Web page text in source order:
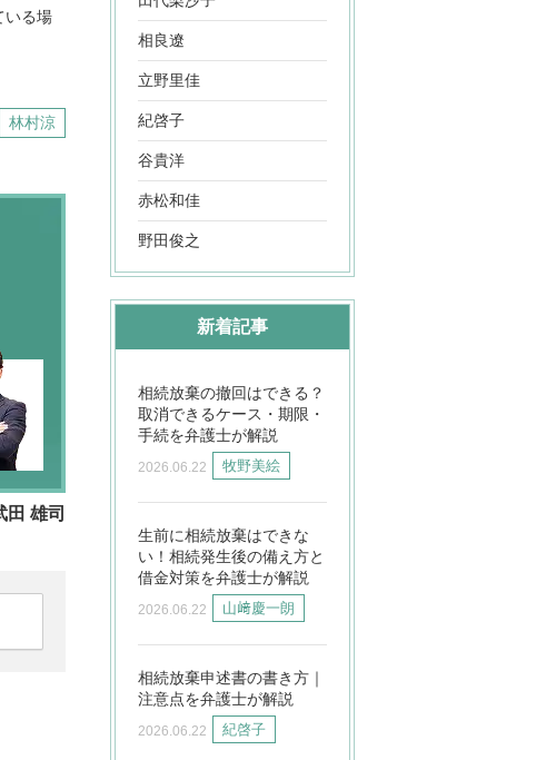
いる場
林村涼
田 雄司
相良遼
立野里佳
紀啓子
谷貴洋
赤松和佳
野田俊之
新着記事
相続放棄の撤回はできる？
取消できるケース・期限・
手続を弁護士が解説
2026.06.22 牧野美絵
生前に相続放棄はできな
い！相続発生後の備え方と
借金対策を弁護士が解説
2026.06.22 山﨑慶一朗
相続放棄申述書の書き方｜
注意点を弁護士が解説
2026.06.22 紀啓子